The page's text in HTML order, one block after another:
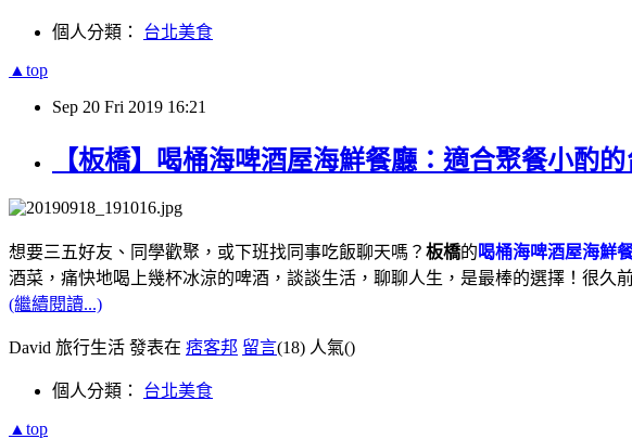
個人分類： 台北美食
▲top
Sep 20 Fri 2019 16:21
【板橋】喝桶海啤酒屋海鮮餐廳：適合聚餐小酌
想要三五好友 、 同學歡聚，或下班找同事吃飯聊天嗎 ？ 板橋的喝桶海啤酒屋海鮮
酒菜，痛快地喝上幾杯冰涼的啤酒，談談生活，聊聊人生，是最棒的選擇 ！ 很久
(繼續閱讀...)
David 旅行生活 發表在 痞客邦 留言(18) 人氣()
個人分類： 台北美食
▲top